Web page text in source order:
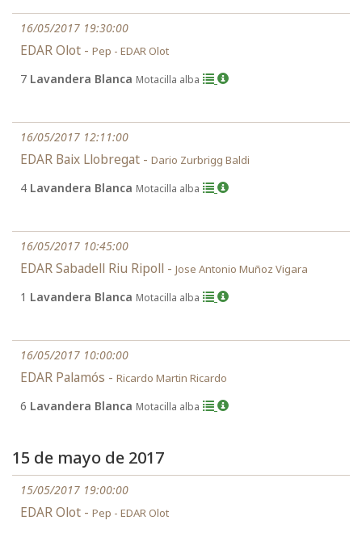
16/05/2017 19:30:00
EDAR Olot - Pep - EDAR Olot
7 Lavandera Blanca Motacilla alba
16/05/2017 12:11:00
EDAR Baix Llobregat - Dario Zurbrigg Baldi
4 Lavandera Blanca Motacilla alba
16/05/2017 10:45:00
EDAR Sabadell Riu Ripoll - Jose Antonio Muñoz Vigara
1 Lavandera Blanca Motacilla alba
16/05/2017 10:00:00
EDAR Palamós - Ricardo Martin Ricardo
6 Lavandera Blanca Motacilla alba
15 de mayo de 2017
15/05/2017 19:00:00
EDAR Olot - Pep - EDAR Olot